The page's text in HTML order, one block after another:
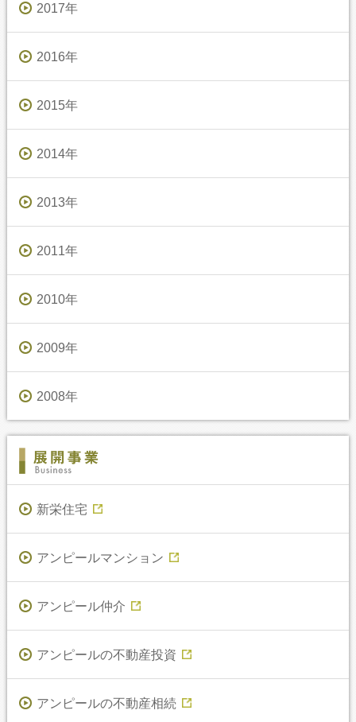
2017年
2016年
2015年
2014年
2013年
2011年
2010年
2009年
2008年
新栄住宅
アンピールマンション
アンピール仲介
アンピールの不動産投資
アンピールの不動産相続